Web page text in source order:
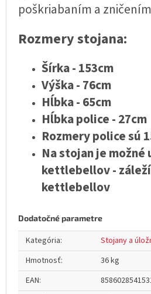
poškriabaním a
Rozmery stojana:
Šírka - 153cm
Výška - 76cm
Hĺbka - 65cm
Hĺbka police - 27cm
Rozmery police sú
Na stojan je možné
kettlebellov -
kettlebellov
Dodatočné parametre
Kategória:
Stojany a
Hmotnosť:
36 kg
EAN: